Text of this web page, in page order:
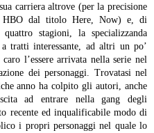
carriera altrove (per la precisione
dal titolo Here, Now) e, di
stagioni, la specializzanda
tratti interessante, ad altri un po’
l’essere arrivata nella serie nel
dei personaggi. Trovatasi nel
anno ha colpito gli autori, anche
ad entrare nella gang degli
recente ed inqualificabile modo di
i propri personaggi nel quale lo